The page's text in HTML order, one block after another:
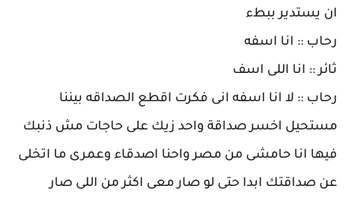
ان يستدير ببطء
رحاب :: انا اسفه
ثائر :: انا اللى اسف
رحاب :: لا انا اسفه انى فكرت اقطع الصداقه بيننا
مستحيل اخسر صداقة واحد زيك على حاجات مش ذنبك
فيها انا حامشى من مصر واحنا اصدقاء وعمرى ما اتخلى
عن صداقتك ابدا حتى لو صار معى اكثر من اللى صار